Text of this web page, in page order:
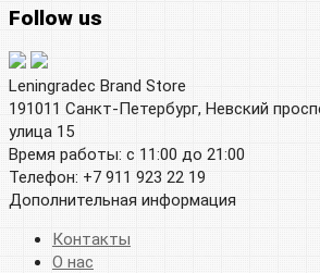
Follow us
Leningradec Brand Store
191011 Санкт-Петербург, Невский
улица 15
Время работы: с 11:00 до 21:00
Телефон: +7 911 923 22 19
Дополнительная информация
Контакты
О нас